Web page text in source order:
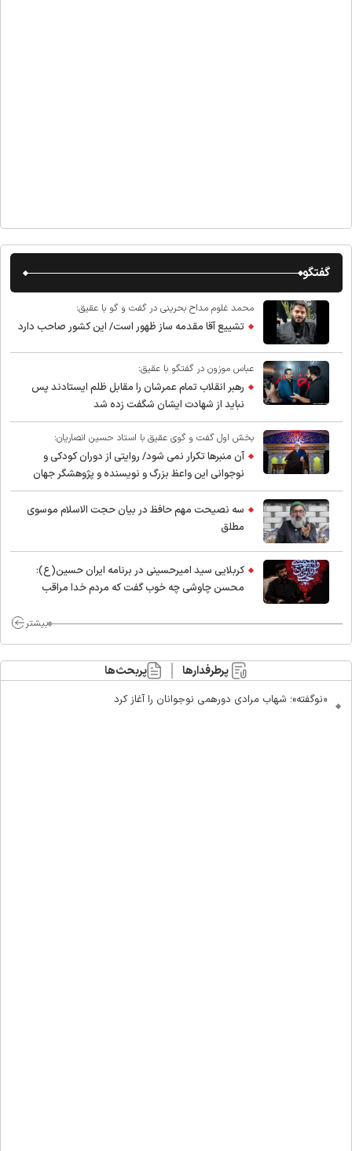
گفتگو
محمد غلوم مداح بحرینی در گفت و گو با عقیق:
تشییع آقا مقدمه ساز ظهور است/ این کشور صاحب دارد
عباس موزون در گفتگو با عقیق:
رهبر انقلاب تمام عمرشان را مقابل ظلم ایستادند پس
نباید از شهادت ایشان شگفت زده شد
بخش اول گفت و گوی عقیق با استاد حسین انصاریان:
آن منبرها تکرار نمی شود/ روایتی از دوران کودکی و
نوجوانی این واعظ بزرگ و نویسنده و پژوهشگر جهان
اسلام
سه نصیحت مهم حافظ در بیان حجت الاسلام موسوی
مطلق
کربلایی سید امیر‌حسینی در برنامه ایران حسین(ع):
محسن چاوشی چه خوب گفت که مردم خدا مراقب
بیشتر
پرطرفدارها پربحث‌ها
«نوگفته»؛ شهاب مرادی دورهمی نوجوانان را آغاز کرد